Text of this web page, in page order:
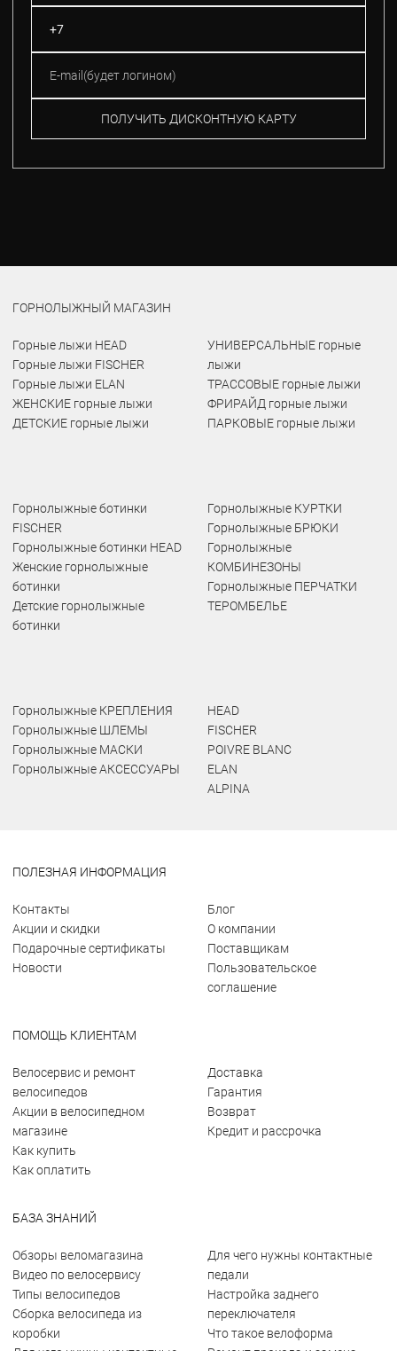
ПОЛУЧИТЬ ДИСКОНТНУЮ КАРТУ
ГОРНОЛЫЖНЫЙ МАГАЗИН
Горные лыжи HEAD
Горные лыжи FISCHER
Горные лыжи ELAN
ЖЕНСКИЕ горные лыжи
ДЕТСКИЕ горные лыжи
УНИВЕРСАЛЬНЫЕ горные
лыжи
ТРАССОВЫЕ горные лыжи
ФРИРАЙД горные лыжи
ПАРКОВЫЕ горные лыжи
Горнолыжные ботинки
FISCHER
Горнолыжные ботинки HEAD
Женские горнолыжные
ботинки
Детские горнолыжные
ботинки
Горнолыжные КУРТКИ
Горнолыжные БРЮКИ
Горнолыжные
КОМБИНЕЗОНЫ
Горнолыжные ПЕРЧАТКИ
ТЕРОМБЕЛЬЕ
Горнолыжные КРЕПЛЕНИЯ
Горнолыжные ШЛЕМЫ
Горнолыжные МАСКИ
Горнолыжные АКСЕССУАРЫ
HEAD
FISCHER
POIVRE BLANC
ELAN
ALPINA
ПОЛЕЗНАЯ ИНФОРМАЦИЯ
Контакты
Акции и скидки
Подарочные сертификаты
Новости
Блог
О компании
Поставщикам
Пользовательское
соглашение
ПОМОЩЬ КЛИЕНТАМ
Велосервис и ремонт
велосипедов
Акции в велосипедном
магазине
Как купить
Как оплатить
Доставка
Гарантия
Возврат
Кредит и рассрочка
БАЗА ЗНАНИЙ
Обзоры веломагазина
Видео по велосервису
Типы велосипедов
Сборка велосипеда из
коробки
Для чего нужны контактные
педали
Настройка заднего
переключателя
Что такое велоформа